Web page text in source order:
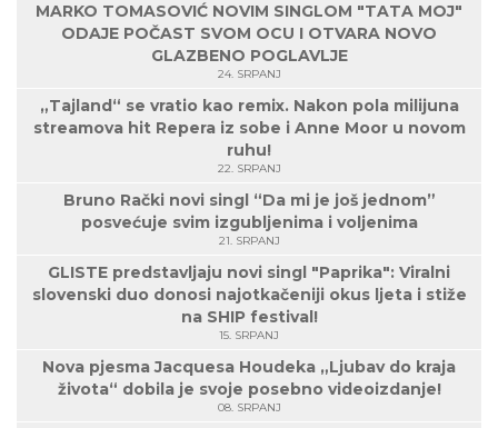
MARKO TOMASOVIĆ NOVIM SINGLOM "TATA MOJ"
ODAJE POČAST SVOM OCU I OTVARA NOVO
GLAZBENO POGLAVLJE
24. SRPANJ
„Tajland“ se vratio kao remix. Nakon pola milijuna
streamova hit Repera iz sobe i Anne Moor u novom
ruhu!
22. SRPANJ
Bruno Rački novi singl “Da mi je još jednom”
posvećuje svim izgubljenima i voljenima
21. SRPANJ
GLISTE predstavljaju novi singl "Paprika": Viralni
slovenski duo donosi najotkačeniji okus ljeta i stiže
na SHIP festival!
15. SRPANJ
Nova pjesma Jacquesa Houdeka „Ljubav do kraja
života“ dobila je svoje posebno videoizdanje!
08. SRPANJ